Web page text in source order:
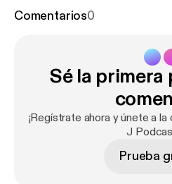
sets. Full of up lifting disco
Comentarios0
Sé la primera
¡Regístrate ahora y únete a
J
Prueba